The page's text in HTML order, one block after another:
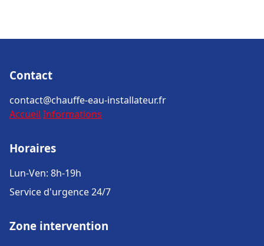
Contact
contact@chauffe-eau-installateur.fr
Accueil Informations
Horaires
Lun-Ven: 8h-19h
Service d'urgence 24/7
Zone intervention